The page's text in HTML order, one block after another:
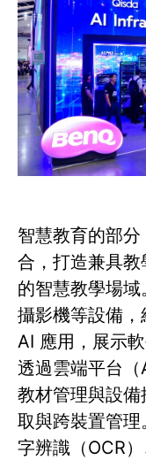
智慧教育的部
合，打造兼具
的智慧教學場
攝影機等設備
AI 應用，展示
透過雲端平台
教材管理與設
取與跨裝置管
字辨識（OCR